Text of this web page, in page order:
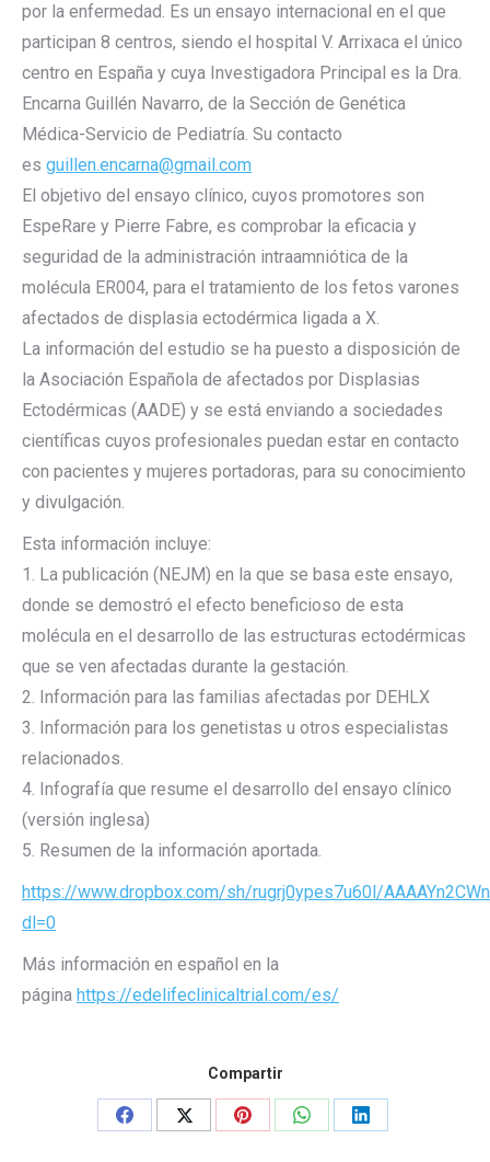
por la enfermedad. Es un ensayo internacional en el que
participan 8 centros, siendo el hospital V. Arrixaca el único
centro en España y cuya Investigadora Principal es la Dra.
Encarna Guillén Navarro, de la Sección de Genética
Médica-Servicio de Pediatría. Su contacto
es guillen.encarna@gmail.com
El objetivo del ensayo clínico, cuyos promotores son
EspeRare y Pierre Fabre, es comprobar la eficacia y
seguridad de la administración intraamniótica de la
molécula ER004, para el tratamiento de los fetos varones
afectados de displasia ectodérmica ligada a X.
La información del estudio se ha puesto a disposición de
la Asociación Española de afectados por Displasias
Ectodérmicas (AADE) y se está enviando a sociedades
científicas cuyos profesionales puedan estar en contacto
con pacientes y mujeres portadoras, para su conocimiento
y divulgación.
Esta información incluye:
1. La publicación (NEJM) en la que se basa este ensayo,
donde se demostró el efecto beneficioso de esta
molécula en el desarrollo de las estructuras ectodérmicas
que se ven afectadas durante la gestación.
2. Información para las familias afectadas por DEHLX
3. Información para los genetistas u otros especialistas
relacionados.
4. Infografía que resume el desarrollo del ensayo clínico
(versión inglesa)
5. Resumen de la información aportada.
https://www.dropbox.com/sh/rugrj0ypes7u60l/
dl=0
Más información en español en la
página https://edelifeclinicaltrial.com/es/
Compartir
Share
Share
Share
Share
Share